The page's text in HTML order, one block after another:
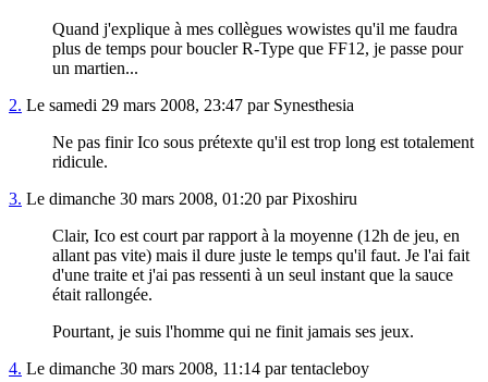
Quand j'explique à mes collègues wowistes qu'il me faudra
plus de temps pour boucler R-Type que FF12, je passe pour
un martien...
2. Le samedi 29 mars 2008, 23:47 par Synesthesia
Ne pas finir Ico sous prétexte qu'il est trop long est totalement
ridicule.
3. Le dimanche 30 mars 2008, 01:20 par Pixoshiru
Clair, Ico est court par rapport à la moyenne (12h de jeu, en
allant pas vite) mais il dure juste le temps qu'il faut. Je l'ai fait
d'une traite et j'ai pas ressenti à un seul instant que la sauce
était rallongée.
Pourtant, je suis l'homme qui ne finit jamais ses jeux.
4. Le dimanche 30 mars 2008, 11:14 par tentacleboy